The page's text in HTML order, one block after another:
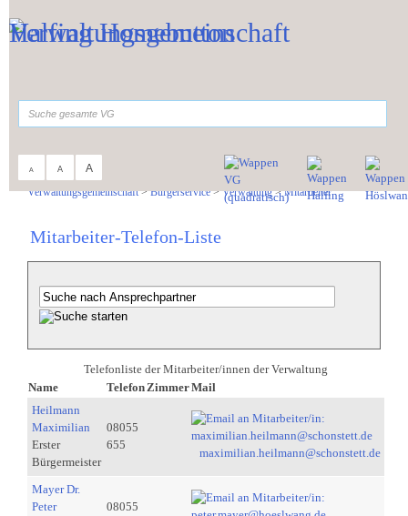
A A A
Verwaltungsgemeinschaft>Bürgerservice>Verwaltung>Mitarbeiter
Mitarbeiter-Telefon-Liste
Telefonliste der Mitarbeiter/innen der Verwaltung
Name
Telefon ZimmerMail
Heilmann
Maximilian
Erster
Bürgermeister
08055
655
maximilian.heilmann@schonstett.de
Mayer Dr.
Peter
08055